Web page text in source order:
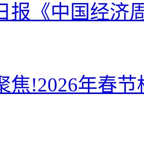
报《中国经济
焦!2026年春